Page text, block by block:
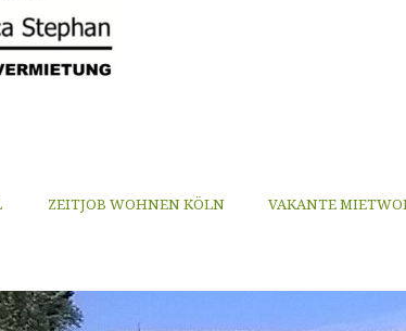
ZEITJOB WOHNEN KÖLN VAKANTE